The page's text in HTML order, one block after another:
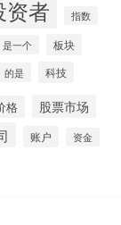
资者 指数
是一个 板块
的是 科技
格 股票市场
账户 资金